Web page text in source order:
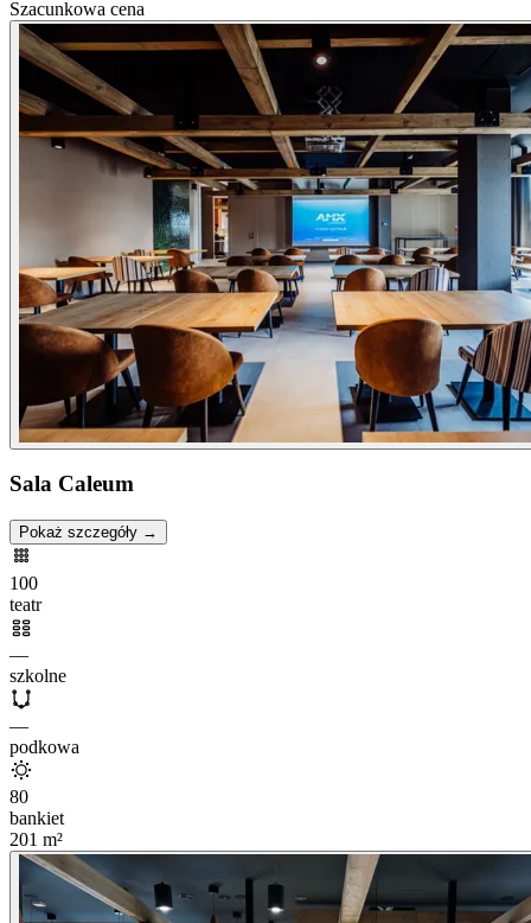
Szacunkowa cena
Sala Caleum
Pokaż szczegóły →
100
teatr
—
szkolne
—
podkowa
80
bankiet
201 m²